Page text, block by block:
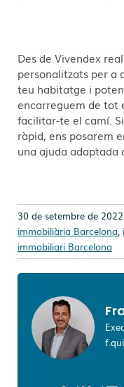
Des de Vivendex
personalitzats per a
teu habitatge i
encarreguem de tot
facilitar-te el camí.
ràpid, ens posarem
una ajuda adaptada
30 de setembre de
immobiliària Barcelona
immobiliari Barcelona